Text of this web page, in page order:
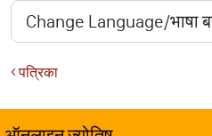
पत्रिका